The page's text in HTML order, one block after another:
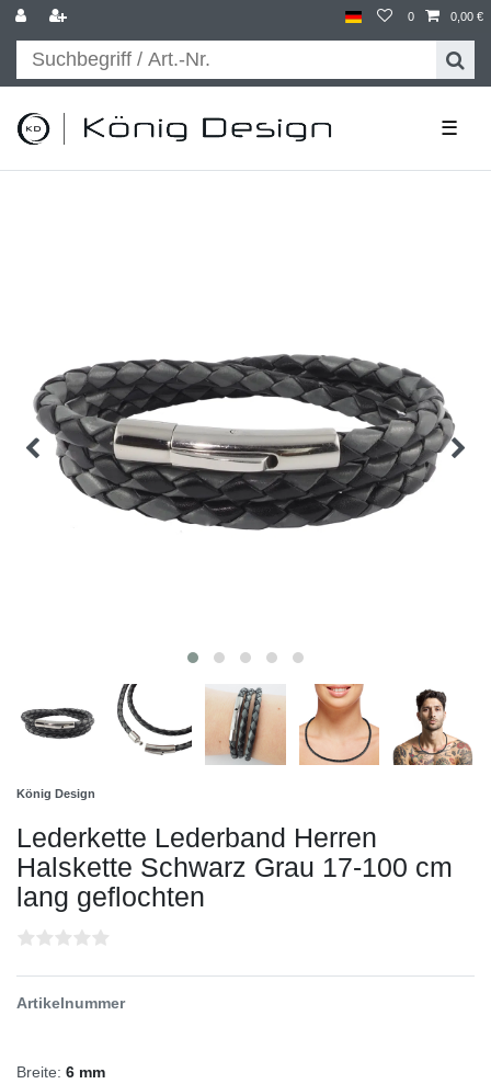
0 0,00 €
☰
König Design
Lederkette Lederband Herren
Halskette Schwarz Grau 17-100 cm
lang geflochten
Artikelnummer
Breite: 6 mm